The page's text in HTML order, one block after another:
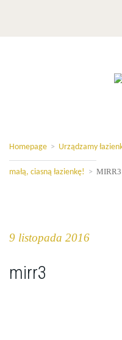
Homepage > Urządzamy
małą, ciasną łazienkę! > MIRR3
9 listopada 2016
mirr3